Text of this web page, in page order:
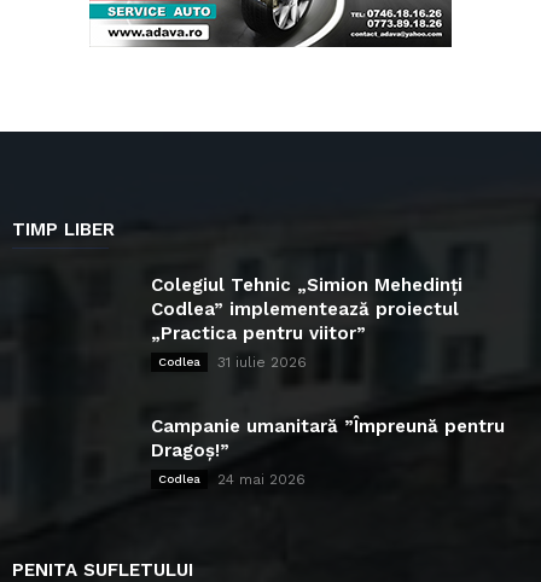
TIMP LIBER
Colegiul Tehnic „Simion Mehedinți
Codlea” implementează proiectul
„Practica pentru viitor”
Codlea 31 iulie 2026
Campanie umanitară ”Împreună pentru
Dragoș!”
Codlea 24 mai 2026
PENITA SUFLETULUI